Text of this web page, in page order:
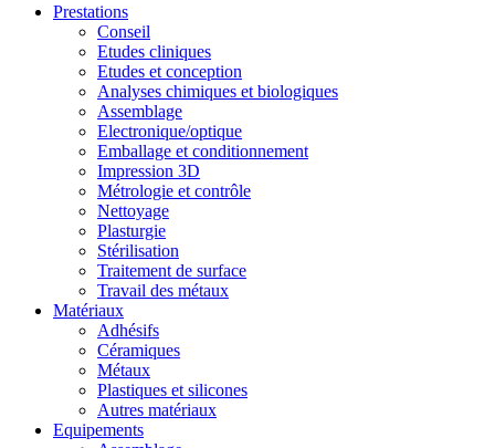
Prestations
Conseil
Etudes cliniques
Etudes et conception
Analyses chimiques et biologiques
Assemblage
Electronique/optique
Emballage et conditionnement
Impression 3D
Métrologie et contrôle
Nettoyage
Plasturgie
Stérilisation
Traitement de surface
Travail des métaux
Matériaux
Adhésifs
Céramiques
Métaux
Plastiques et silicones
Autres matériaux
Equipements